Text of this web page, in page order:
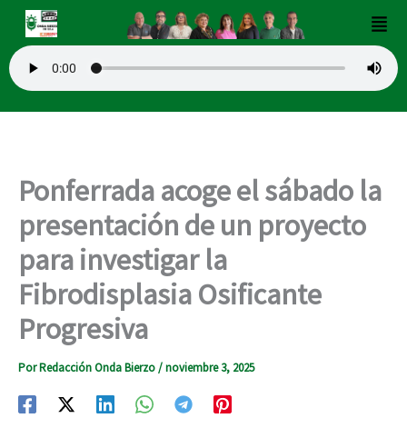
contenido
Ponferrada acoge el sábado la
presentación de un proyecto
para investigar la
Fibrodisplasia Osificante
Progresiva
PorRedacción Onda Bierzo/noviembre 3, 2025